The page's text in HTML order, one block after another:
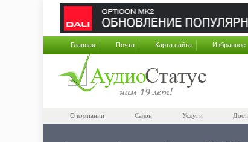
Главная Почта Карта сайта Избранное
О компании Салон Услуги